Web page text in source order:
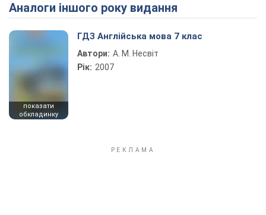
Play Video
Аналоги іншого року видання
показати
обкладинку
ГДЗ Англійська мова 7 клас
Автори: А. М. Несвіт
Рік: 2007